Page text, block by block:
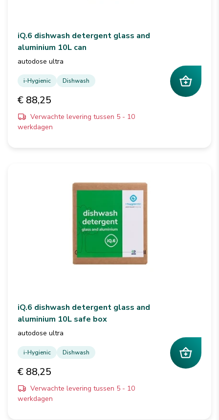
iQ.6 dishwash detergent glass and
aluminium 10L can
autodose ultra
i-Hygienic Dishwash
€ 88,25
Verwachte levering tussen 5 - 10
werkdagen
iQ.6 dishwash detergent glass and
aluminium 10L safe box
autodose ultra
i-Hygienic Dishwash
€ 88,25
Verwachte levering tussen 5 - 10
werkdagen